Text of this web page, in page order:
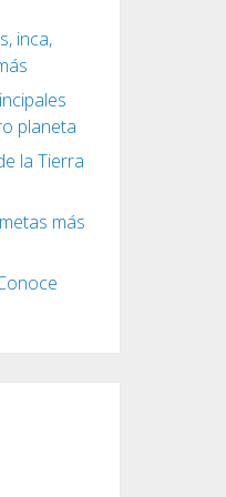
inca,
planeta
la Tierra
más